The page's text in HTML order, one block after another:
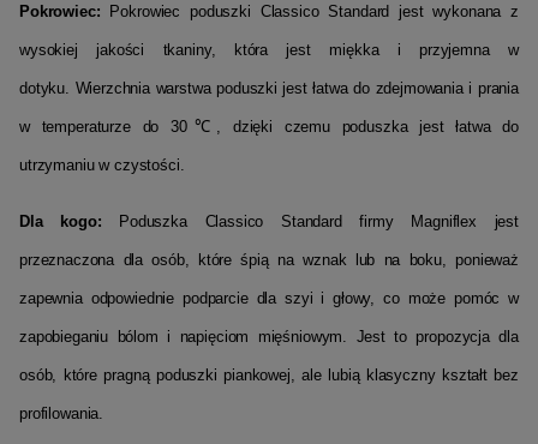
Pokrowiec: Pokrowiec poduszki Classico Standard jest wykonana z
wysokiej jakości tkaniny, która jest miękka i przyjemna w
dotyku. Wierzchnia warstwa poduszki jest łatwa do zdejmowania i prania
w temperaturze do 30℃, dzięki czemu poduszka jest łatwa do
utrzymaniu w czystości.
Dla kogo: Poduszka Classico Standard firmy Magniflex jest
przeznaczona dla osób, które śpią na wznak lub na boku, ponieważ
zapewnia odpowiednie podparcie dla szyi i głowy, co może pomóc w
zapobieganiu bólom i napięciom mięśniowym. Jest to propozycja dla
osób, które pragną poduszki piankowej, ale lubią klasyczny kształt bez
profilowania.